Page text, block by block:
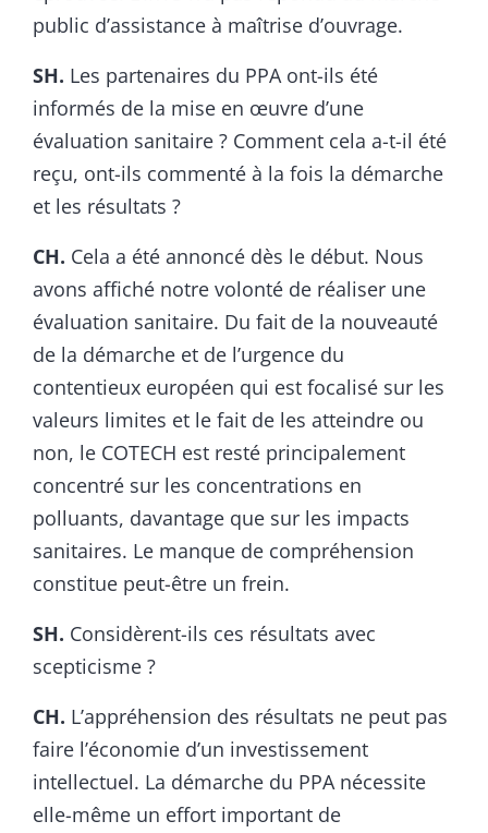
public d’assistance à maîtrise d’ouvrage.
SH. Les partenaires du PPA ont-ils été
informés de la mise en œuvre d’une
évaluation sanitaire ? Comment cela a-t-il été
reçu, ont-ils commenté à la fois la démarche
et les résultats ?
CH. Cela a été annoncé dès le début. Nous
avons affiché notre volonté de réaliser une
évaluation sanitaire. Du fait de la nouveauté
de la démarche et de l’urgence du
contentieux européen qui est focalisé sur les
valeurs limites et le fait de les atteindre ou
non, le COTECH est resté principalement
concentré sur les concentrations en
polluants, davantage que sur les impacts
sanitaires. Le manque de compréhension
constitue peut-être un frein.
SH. Considèrent-ils ces résultats avec
scepticisme ?
CH. L’appréhension des résultats ne peut pas
faire l’économie d’un investissement
intellectuel. La démarche du PPA nécessite
elle-même un effort important de